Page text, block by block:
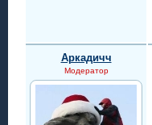
Аркадичч
Модератор